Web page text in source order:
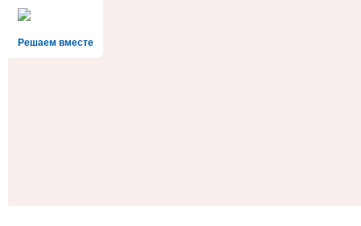
Решаем вместе